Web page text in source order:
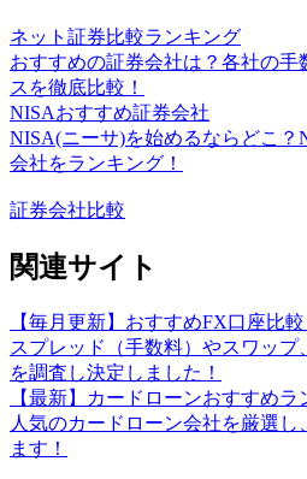
ネット証券比較ランキング
おすすめの証券会社は？各社の
スを徹底比較！
NISAおすすめ証券会社
NISA(ニーサ)を始めるならどこ？
会社をランキング！
証券会社比較
関連サイト
【毎月更新】おすすめFX口座比較
スプレッド（手数料）やスワップ
を調査し決定しました！
【最新】カードローンおすすめラ
人気のカードローン会社を厳選
ます！